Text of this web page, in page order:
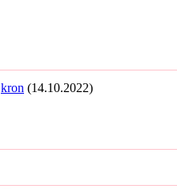
kron (14.10.2022)